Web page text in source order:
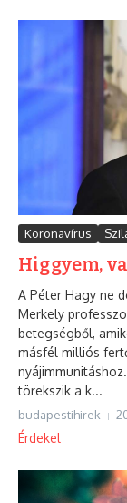
Koronavírus
Higgyem,
A Péter Hagy ne
Merkely
betegségből,
másfél milliós
törekszik a k...
budapestihirek
Érdekel